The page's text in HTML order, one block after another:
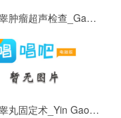
睾丸附睾肿瘤超声检查_Gao Wan Fu Gao Zhong Liu Chao Sheng Jian Cha
隐睾及睾丸固定术_Yin Gao Ji Gao Wan Gu Ding Shu